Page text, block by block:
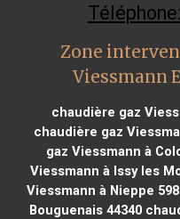
Zone
Viessmann
chaudière gaz
chaudière gaz
gaz Viessmann à
Viessmann à Issy les
Viessmann à Nieppe
Bouguenais 44340